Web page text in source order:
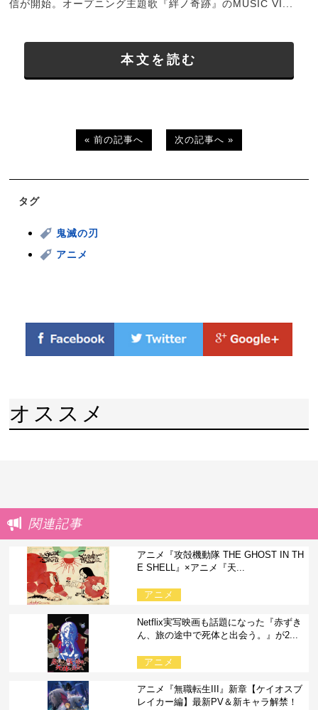
信が開始。オープニング主題歌『絆ノ奇跡』のMUSIC VI...
本文を読む
« 前の記事へ 次の記事へ »
タグ
鬼滅の刃
アニメ
オススメ
関連記事
アニメ『攻殻機動隊 THE GHOST IN TH
E SHELL』×アニメ『天...
アニメ
Netflix実写映画も話題になった『赤ずき
ん、旅の途中で死体と出会う。』が2...
アニメ
アニメ『無職転生III』新章【ケイオスブ
レイカー編】最新PV＆新キャラ解禁！